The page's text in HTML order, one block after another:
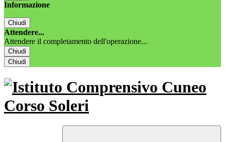
Informazione
Chiudi
Attendere...
Attendere il completamento dell'operazione...
Chiudi
Chiudi